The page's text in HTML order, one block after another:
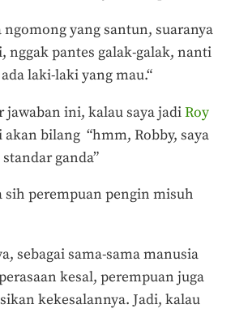
ngomong yang santun, suaranya
nggak pantes galak-galak, nanti
laki-laki yang mau.“
jawaban ini, kalau saya jadiRoy
akan bilang “hmm, Robby, saya
ganda”
sih perempuan pengin misuh
sebagai sama-sama manusia
kesal, perempuan juga
kekesalannya. Jadi, kalau